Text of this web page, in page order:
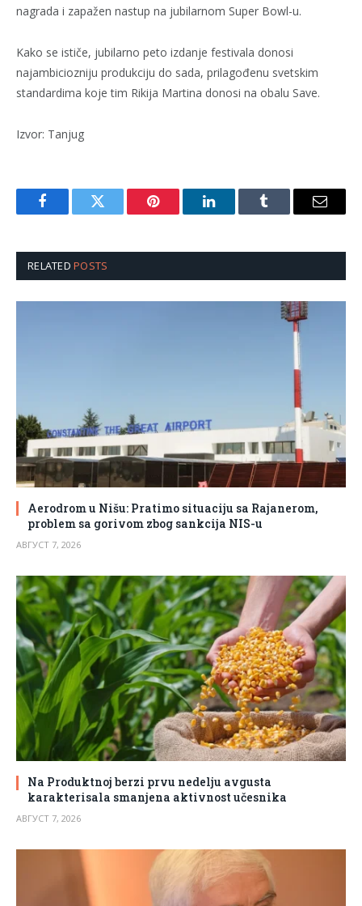
nagrada i zapažen nastup na jubilarnom Super Bowl-u.
Kako se ističe, jubilarno peto izdanje festivala donosi
najambiciozniju produkciju do sada, prilagođenu svetskim
standardima koje tim Rikija Martina donosi na obalu Save.
Izvor: Tanjug
FacebookTwitter Pinterest LinkedInTumblr Email
RELATEDPOSTS
Aerodrom u Nišu: Pratimo situaciju sa Rajanerom,
problem sa gorivom zbog sankcija NIS-u
АВГУСТ 7, 2026
Na Produktnoj berzi prvu nedelju avgusta
karakterisala smanjena aktivnost učesnika
АВГУСТ 7, 2026